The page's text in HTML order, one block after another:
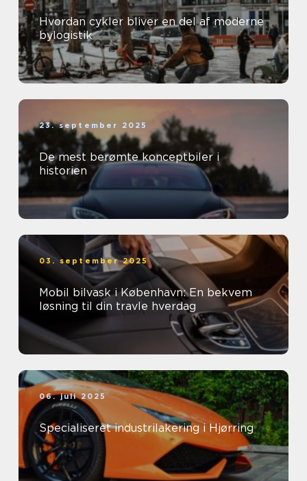
Hvordan cykler bliver en del af moderne
bylogistik
23. september 2025
De mest berømte konceptbiler i
historien
03. september 2025
Mobil bilvask i København: En bekvem
løsning til din travle hverdag
06. juli 2025
Specialiseret industrilakering i Hjørring